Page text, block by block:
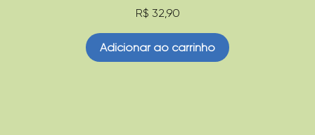
R$ 32,90
Adicionar ao carrinho